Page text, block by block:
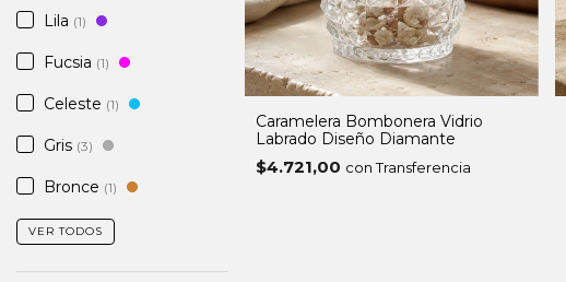
Lila (1)
Fucsia (1)
Celeste (1)
Gris (3)
Bronce (1)
VER TODOS
Caramelera Bombonera Vidrio
Labrado Diseño Diamante
$4.721,00 con Transferencia